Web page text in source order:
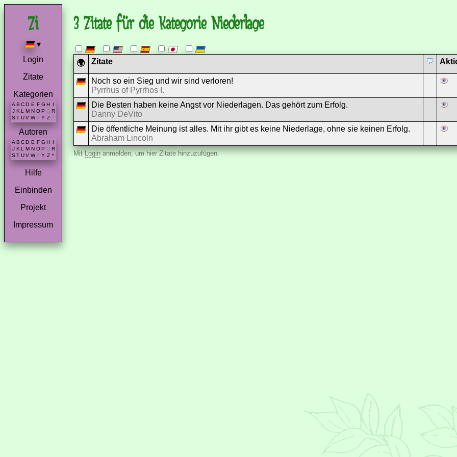
▾
Login
Zitate
Kategorien
A B C D E F G H I
J K L M N O P Q R
S T U V W X Y Z *
Autoren
A B C D E F G H
J K L M N O P Q R
S T U V W X Y Z *
Hilfe
Einbinden
Projekt
Impressum
3 Zitate für die Kategorie Niederlage
🌍 Zitate
Noch so ein Sieg und wir sind verloren!
Pyrrhus of Pyrrhos I.
Die Besten haben keine Angst vor Niederlagen. Das gehört zum Erfolg.
Danny DeVito
Die öffentliche Meinung ist alles. Mit ihr gibt es keine Niederlage, ohne sie keinen Erfolg.
Abraham Lincoln
MitLoginanmelden, um hier Zitate hinzuzufügen.